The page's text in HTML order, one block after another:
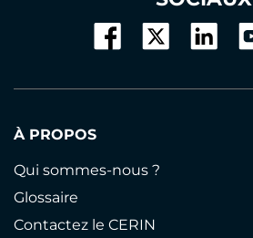
À PROPOS
Qui sommes-nous ?
Glossaire
Contactez le CERIN